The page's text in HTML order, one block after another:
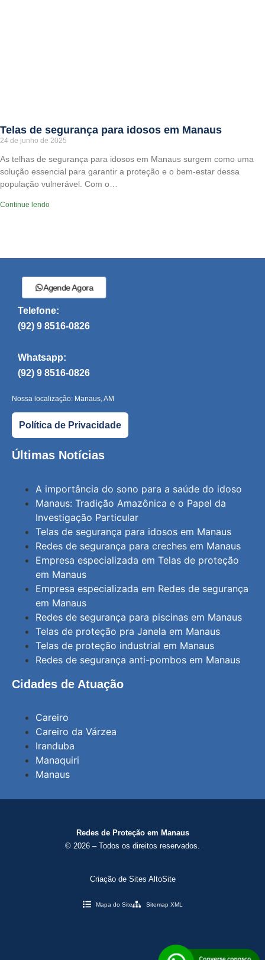
Telas de segurança para idosos em Manaus
24 de junho de 2025
As telhas de segurança para idosos em Manaus surgem como uma
solução essencial para garantir a proteção e o bem-estar dessa
população vulnerável. Com o…
Continue lendo
Agende Agora
Telefone:
(92) 9 8516-0826
Whatsapp:
(92) 9 8516-0826
Nossa localização: Manaus, AM
Política de Privacidade
Últimas Notícias
A importância do sono para a saúde do idoso
Manaus: Tradição Amazônica e o Papel da
Investigação Particular
Telas de segurança para idosos em Manaus
Redes de segurança para creches em Manaus
Empresa especializada em Telas de proteção
em Manaus
Empresa especializada em Redes de segurança
em Manaus
Redes de segurança para piscinas em Manaus
Telas de proteção pra Janela em Manaus
Telas de proteção industrial em Manaus
Redes de segurança anti-pombos em Manaus
Cidades de Atuação
Careiro
Careiro da Várzea
Iranduba
Manaquiri
Manaus
Redes de Proteção em Manaus
© 2026 – Todos os direitos reservados.
Criação de Sites AltoSite
Mapa do Site Sitemap XML